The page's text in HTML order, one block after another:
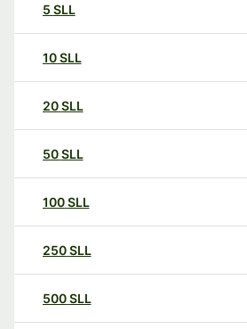
5 SLL
10SLL
20SLL
50SLL
100SLL
250SLL
500SLL